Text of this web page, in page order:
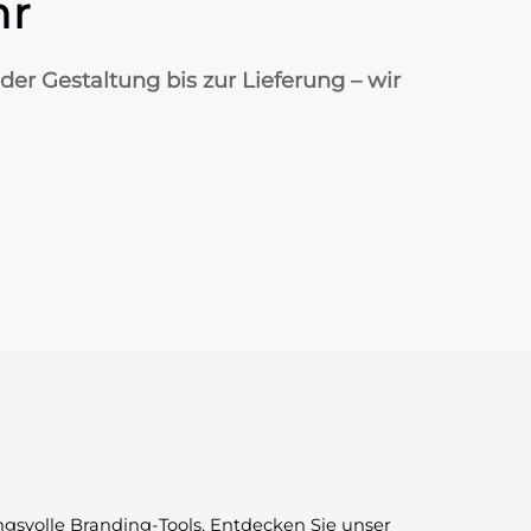
Gestaltung bis zur Lieferung – wir
Branding-Tools. Entdecken Sie unser